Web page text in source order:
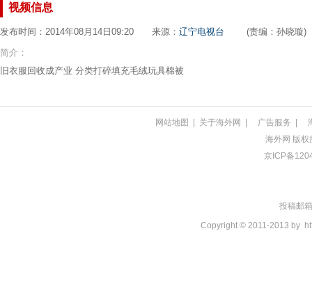
视频信息
发布时间：2014年08月14日09:20 来源： 辽宁电视台 (责编：孙晓璇)
简介：
旧衣服回收成产业 分类打碎填充毛绒玩具棉被
网站地图 | 关于海外网 | 广告服务 |
海外网 版权
京ICP备
投稿邮
Copyright © 2011-2013 by